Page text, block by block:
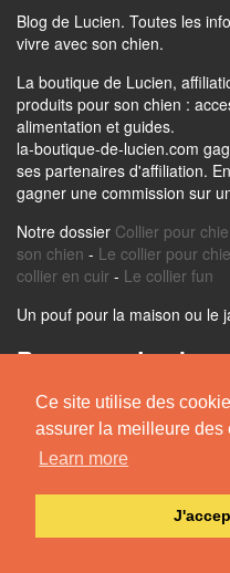
Ce site utilise des
assurer la meilleure des
Learn more
Blog de Lucien. Toutes les
vivre avec son chien.
La boutique de Lucien,
produits pour son chien :
alimentation et guides.
la-boutique-de-lucien.com
ses partenaires d'affiliation.
gagner une commission sur
Notre dossier Collier pour
son chien - Le collier pour
collier en cuir - Le collier fun
Un pouf pour la maison ou le
Retrouvez Lucien